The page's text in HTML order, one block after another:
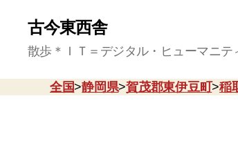
古今東西舎
散歩＊ＩＴ＝デジタル・ヒューマニテ
全国>静岡県>賀茂郡東伊豆町>稲